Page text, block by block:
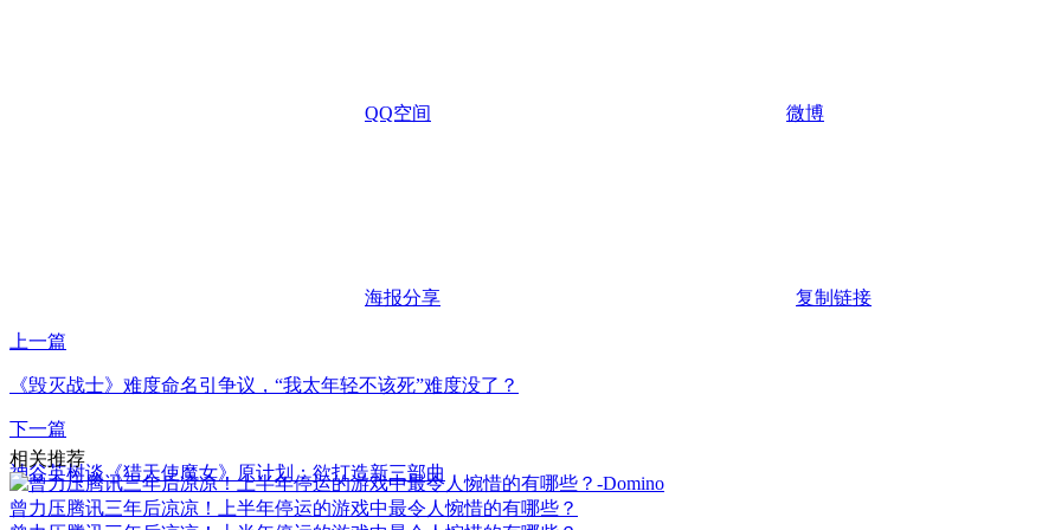
QQ空间 微博
海报分享 复制链接
上一篇
《毁灭战士》难度命名引争议，“我太年轻不该死”难度没了？
下一篇
神谷英树谈《猎天使魔女》原计划：欲打造新三部曲
相关推荐
曾力压腾讯三年后凉凉！上半年停运的游戏中最令人惋惜的有哪些？